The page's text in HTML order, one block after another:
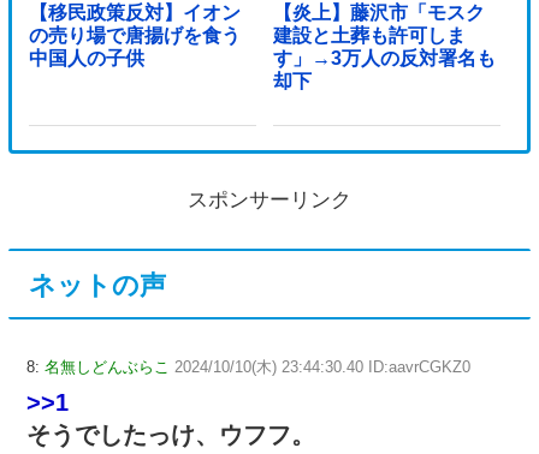
【移民政策反対】イオン
の売り場で唐揚げを食う
中国人の子供
【炎上】藤沢市「モスク
建設と土葬も許可しま
す」→3万人の反対署名も
却下
スポンサーリンク
ネットの声
8: 名無しどんぶらこ 2024/10/10(木) 23:44:30.40 ID:aavrCGKZ0
>>1
そうでしたっけ、ウフフ。